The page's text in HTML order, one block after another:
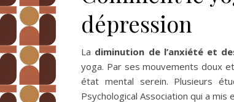
dépression
La diminution de l’anxiété et
yoga. Par ses mouvements doux
état mental serein. Plusieurs
Psychological Association qui a